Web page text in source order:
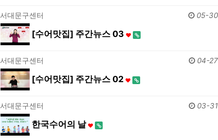
서대문구센터 05-30
[수어맛집] 주간뉴스 03
서대문구센터 04-27
[수어맛집] 주간뉴스 02
서대문구센터 03-31
한국수어의 날